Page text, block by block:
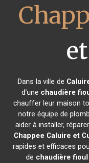
Dans la ville de
d'une chaudière
chauffer leur maison
notre équipe de
aider à installer,
Chappee Caluire et
rapides et efficaces
de chaudière fioul